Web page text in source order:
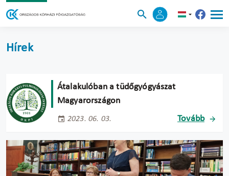
Hírek
Átalakulóban a tüdőgyógyászat
Magyarországon
2023. 06. 03. Tovább